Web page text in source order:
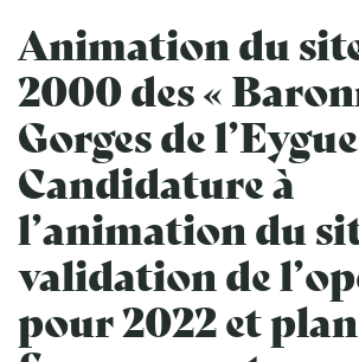
Animation du
2000 des «
Gorges de
Candidature à
l’animation du
validation de
pour 2022 et